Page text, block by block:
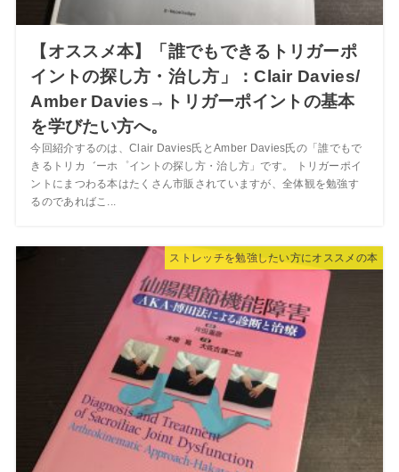
【オススメ本】「誰でもできるトリガーポ
イントの探し方・治し方」：Clair Davies/
Amber Davies→トリガーポイントの基本
を学びたい方へ。
今回紹介するのは、Clair Davies氏とAmber Davies氏の「誰でもで
きるトリカ゛ーホ゜イントの探し方・治し方」です。 トリガーポイ
ントにまつわる本はたくさん市販されていますが、全体観を勉強す
るのであればこ...
ストレッチを勉強したい方にオススメの本